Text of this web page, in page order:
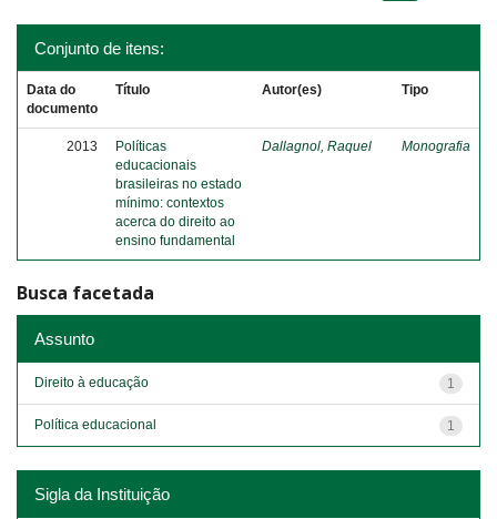
Conjunto de itens:
Data do
documento
Título Autor(es) Tipo
2013
Políticas
educacionais
brasileiras no estado
mínimo: contextos
acerca do direito ao
ensino fundamental
Dallagnol, Raquel Monografia
Busca facetada
Assunto
1
Direito à educação
1
Política educacional
Sigla da Instituição